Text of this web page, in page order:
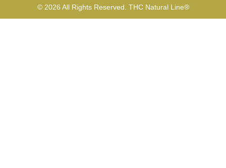
© 2026 All Rights Reserved. THC Natural Line®